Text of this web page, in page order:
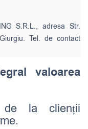
S.R.L., adresa Str.
Tel. de contact
valoarea
de la clienții